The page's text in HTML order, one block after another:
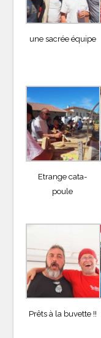
une sacrée équipe
Etrange cata-
poule
Prêts à la buvette !!